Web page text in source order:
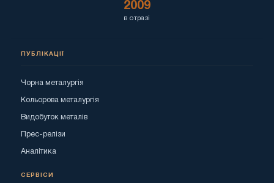
2009
в отразі
ПУБЛІКАЦІЇ
Чорна металургія
Кольорова металургія
Видобуток металів
Прес-релізи
Аналітика
СЕРВІСИ